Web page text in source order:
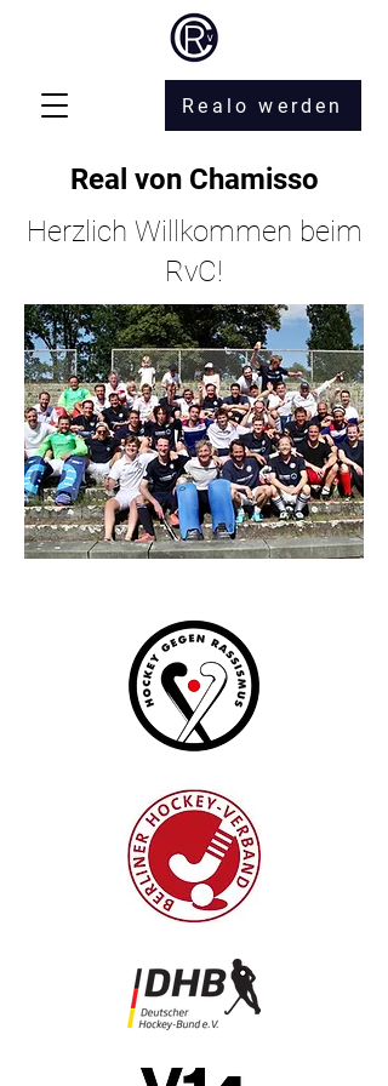
Realo werden
Real von Chamisso
Herzlich Willkommen beim
RvC!